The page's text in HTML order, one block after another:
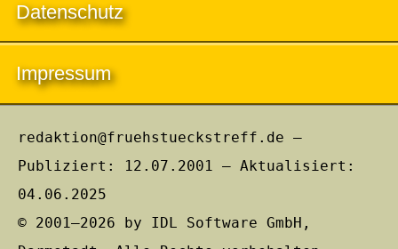
Datenschutz
Impressum
redaktion@fruehstueckstreff.de –
Publiziert: 12.07.2001 – Aktualisiert:
04.06.2025
© 2001–2026 by IDL Software GmbH,